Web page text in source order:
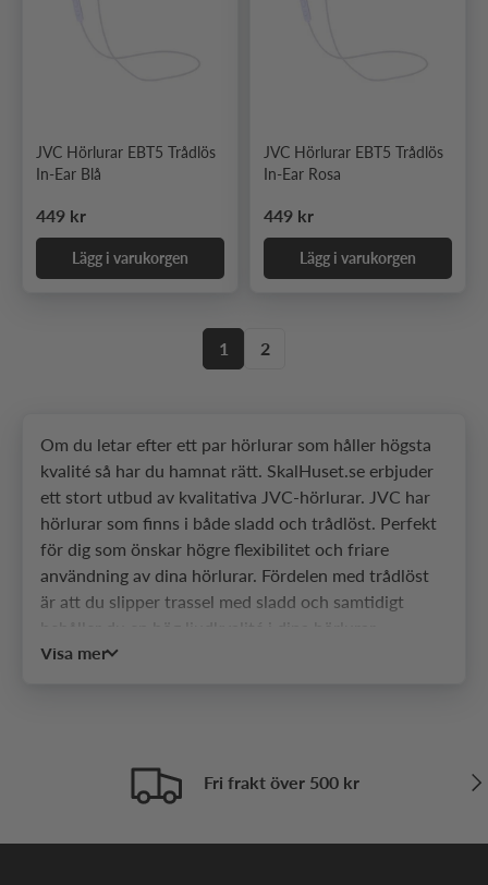
JVC Hörlurar EBT5 Trådlös
In-Ear Blå
Ordinarie pris
449 kr
Lägg i varukorgen
JVC Hörlurar EBT5 Trådlös
In-Ear Rosa
Ordinarie pris
449 kr
Lägg i varukorgen
1 2
Om du letar efter ett par hörlurar som håller högsta
kvalité så har du hamnat rätt. SkalHuset.se erbjuder
ett stort utbud av kvalitativa JVC-hörlurar. JVC har
hörlurar som finns i både sladd och trådlöst. Perfekt
för dig som önskar högre flexibilitet och friare
användning av dina hörlurar. Fördelen med trådlöst
är att du slipper trassel med sladd och samtidigt
Hörlurarna från JVC har i snitt en speltid på upp till 4
att hörluren är till en viss del vattentät.
Visa mer
Fri frakt över 500 kr